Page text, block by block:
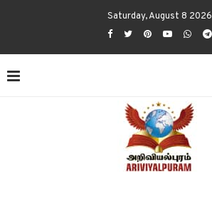
Saturday, August 8 2026